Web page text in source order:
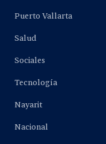
Puerto Vallarta
Salud
Sociales
Tecnología
Nayarit
Nacional